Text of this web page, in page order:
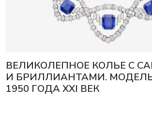
ВЕЛИКОЛЕПНОЕ КОЛЬЕ С
И БРИЛЛИАНТАМИ. МОДЕЛЬ
1950 ГОДА XXI ВЕК